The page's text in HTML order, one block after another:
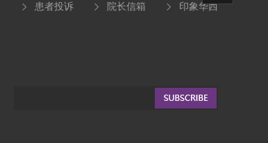
患者投诉 院长信箱 印象华西